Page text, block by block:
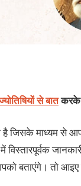
से बातकरके
है जिसके माध्यम से
बताएंगे। तो